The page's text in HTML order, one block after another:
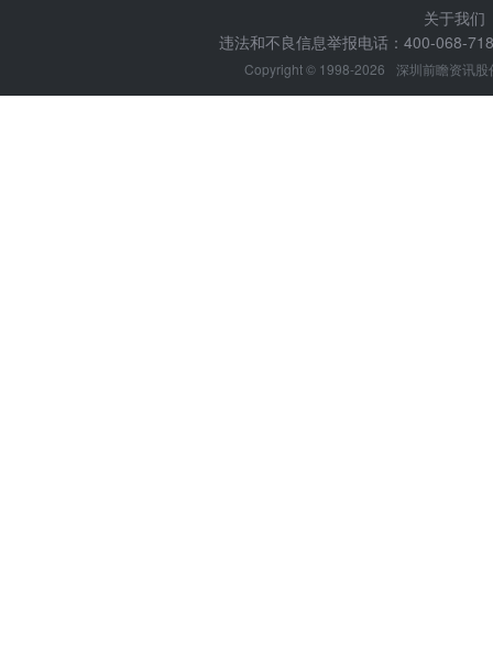
关于我们
违法和不良信息举报电话：400-068-
Copyright © 1998-2026 深圳前瞻资讯股